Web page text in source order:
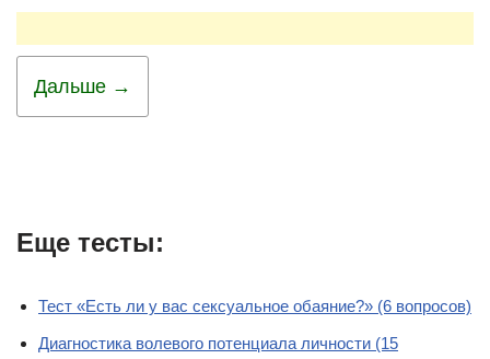
Дальше →
Еще тесты:
Тест «Есть ли у вас сексуальное обаяние?» (6 вопросов)
Диагностика волевого потенциала личности (15